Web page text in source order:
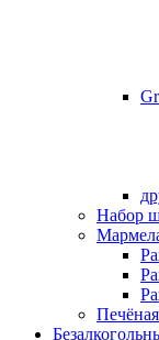
Набор